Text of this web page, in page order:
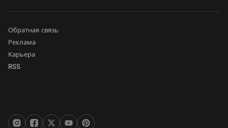
Обратная связь
Реклама
Карьера
RSS